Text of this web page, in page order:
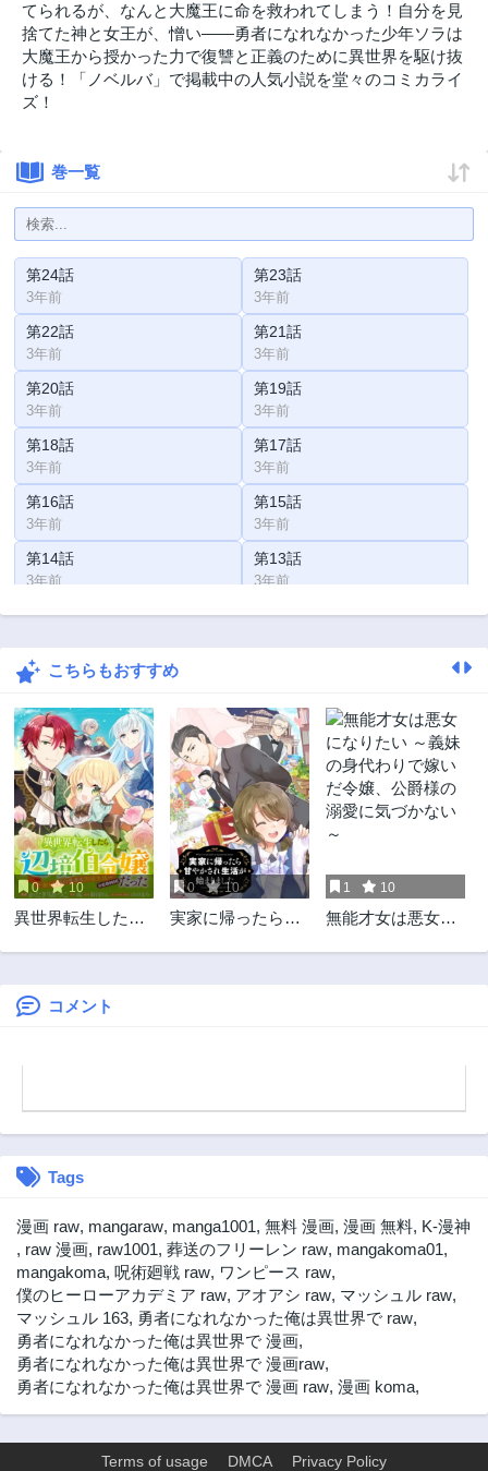
てられるが、なんと大魔王に命を救われてしまう！自分を見
捨てた神と女王が、憎い――勇者になれなかった少年ソラは
大魔王から授かった力で復讐と正義のために異世界を駆け抜
ける！「ノベルバ」で掲載中の人気小説を堂々のコミカライ
ズ！
巻一覧
第24話
3年前
第23話
3年前
第22話
3年前
第21話
3年前
第20話
3年前
第19話
3年前
第18話
3年前
第17話
3年前
第16話
3年前
第15話
3年前
第14話
3年前
第13話
3年前
第12話 第11話
第10話
第8話
3年前
第7話
3年前
第6話
3年前
第5話
3年前
第4話
3年前
第3話
3年前
第2話
3年前
第1話
3年前
こちらもおすすめ
0 10
異世界転生したら
る辺境生活～
@COMIC
0 10
実家に帰ったら甘
1 10
無能才女は悪女に
令嬢、公爵様の溺
コメント
Tags
漫画 raw, mangaraw, manga1001, 無料 漫画, 漫画 無料, K-漫神
, raw 漫画, raw1001, 葬送のフリーレン raw, mangakoma01,
mangakoma, 呪術廻戦 raw, ワンピース raw,
僕のヒーローアカデミア raw, アオアシ raw, マッシュル raw,
マッシュル 163, 勇者になれなかった俺は異世界で raw,
勇者になれなかった俺は異世界で 漫画,
勇者になれなかった俺は異世界で 漫画raw,
勇者になれなかった俺は異世界で 漫画 raw, 漫画 koma,
Terms of usage DMCA Privacy Policy